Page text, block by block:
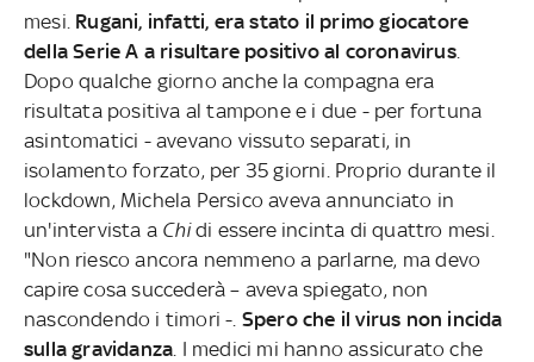
mesi. Rugani, infatti, era stato il primo giocatore
della Serie A a risultare positivo al coronavirus.
Dopo qualche giorno anche la compagna era
risultata positiva al tampone e i due - per fortuna
asintomatici - avevano vissuto separati, in
isolamento forzato, per 35 giorni. Proprio durante il
lockdown, Michela Persico aveva annunciato in
un'intervista a Chidi essere incinta di quattro mesi.
"Non riesco ancora nemmeno a parlarne, ma devo
capire cosa succederà – aveva spiegato, non
nascondendo i timori -. Spero che il virus non incida
sulla gravidanza . I medici mi hanno assicurato che